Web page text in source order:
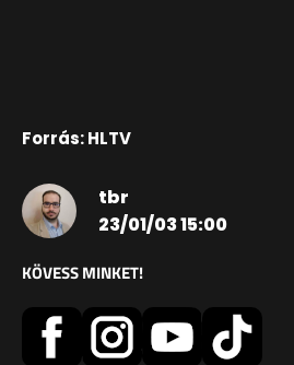
Forrás: HLTV
tbr
23/01/03 15:00
KÖVESS MINKET!